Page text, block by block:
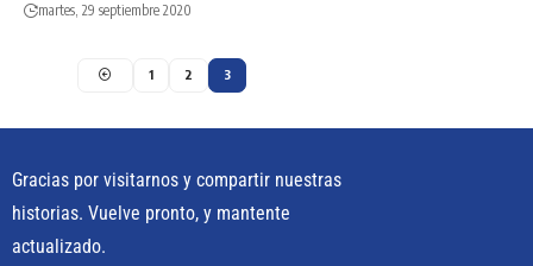
martes, 29 septiembre 2020
1 2 3
Gracias por visitarnos y compartir nuestras
historias. Vuelve pronto, y mantente
actualizado.